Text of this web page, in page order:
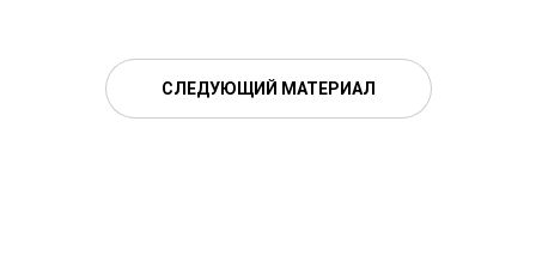
СЛЕДУЮЩИЙ МАТЕРИАЛ